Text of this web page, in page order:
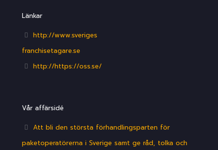
Länkar
http://www.sveriges
franchisetagare.se
http://https://oss.se/
Vår affärsidé
Att bli den största förhandlingsparten för
paketoperatörerna i Sverige samt ge råd, tolka och